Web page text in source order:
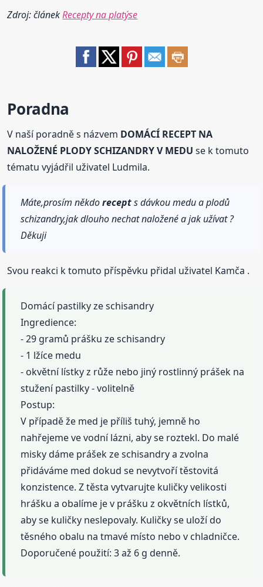
Zdroj: článekRecepty na platýse
Poradna
V naší poradně s názvem DOMÁCÍ RECEPT NA
NALOŽENÉ PLODY SCHIZANDRY V MEDU se k tomuto
tématu vyjádřil uživatel Ludmila.
Máte,prosím někdorecepts dávkou medu a plodů
schizandry,jak dlouho nechat naložené a jak užívat ?
Děkuji
Svou reakci k tomuto příspěvku přidal uživatel Kamča .
Domácí pastilky ze schisandry
Ingredience:
- 29 gramů prášku ze schisandry
- 1 lžíce medu
- okvětní lístky z růže nebo jiný rostlinný prášek na
stužení pastilky - volitelně
Postup:
V případě že med je příliš tuhý, jemně ho
nahřejeme ve vodní lázni, aby se roztekl. Do malé
misky dáme prášek ze schisandry a zvolna
přidáváme med dokud se nevytvoří těstovitá
konzistence. Z těsta vytvarujte kuličky velikosti
hrášku a obalíme je v prášku z okvětních lístků,
aby se kuličky neslepovaly. Kuličky se uloží do
těsného obalu na tmavé místo nebo v chladničce.
Doporučené použití: 3 až 6 g denně.